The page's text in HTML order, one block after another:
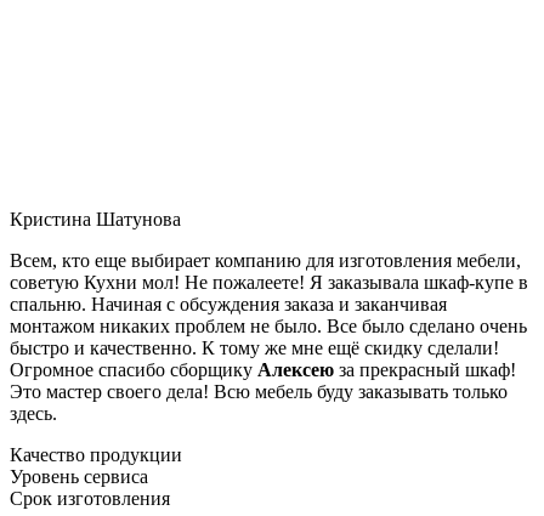
Кристина Шатунова
Всем, кто еще выбирает компанию для изготовления мебели,
советую Кухни мол! Не пожалеете! Я заказывала шкаф-купе в
спальню. Начиная с обсуждения заказа и заканчивая
монтажом никаких проблем не было. Все было сделано очень
быстро и качественно. К тому же мне ещё скидку сделали!
Огромное спасибо сборщику Алексею за прекрасный шкаф!
Это мастер своего дела! Всю мебель буду заказывать только
здесь.
Качество продукции
Уровень сервиса
Срок изготовления